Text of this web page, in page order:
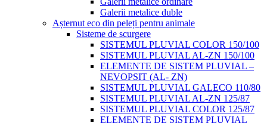
Galerii metalice duble
Așternut eco din peleți pentru animale
Sisteme de scurgere
SISTEMUL PLUVIAL COLOR 150/100
SISTEMUL PLUVIAL AL-ZN 150/100
ELEMENTE DE SISTEM PLUVIAL –
NEVOPSIT (AL- ZN)
SISTEMUL PLUVIAL GALECO 110/80
SISTEMUL PLUVIAL AL-ZN 125/87
SISTEMUL PLUVIAL COLOR 125/87
ELEMENTE DE SISTEM PLUVIAL